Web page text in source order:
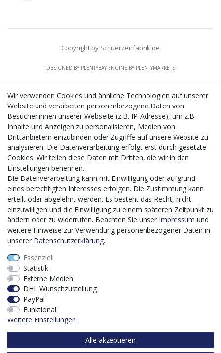
Copyright by Schuerzenfabrik.de
DESIGNED BY PLENTYBAYENGINE BY PLENTYMARKETS
CMS-Softwaresystems zur digitalen Optimierung
von Geschäftsprozessen
Mit dem vorgenannten Projekt, welches im Zeitraum vom
20.12.2023 bis zum 29.02.2024 im Rahmen des
Förderprogrammes Digitalisierung Zuschuss EFRE 2021
bis 2027 umgesetzt wird, möchten wir in die Anschaffung
eines Content-Management-Systems (CMS-
Softwaresystem) investieren, um unseren Online-Shop
künftig selbst verwalten zu können. Diese Software dient
der effizienteren gemeinschaftlichen Erstellung,
Bearbeitung, Organisation und Darstellung digitaler
Inhalte (Content) in unserem Unternehmen. Dies ist
insbesondere für den Vertrieb von Bedeutung. Bisher
Software digitalisiert werden was zu einer enormen
Zeitersparnis führt.
Dieses Vorhaben wird kofinanziert von der Europäischen
Union mithilfe von EFRE-Mitteln sowie durch Steuermittel
auf der Grundlage des vom Sächsischen Landtag
beschlossenen Haushaltes.
Wir verwenden Cookies und ähnliche Technologien auf unserer
Website und verarbeiten personenbezogene Daten von
Besucher:innen unserer Webseite (z.B. IP-Adresse), um z.B.
Inhalte und Anzeigen zu personalisieren, Medien von
Drittanbietern einzubinden oder Zugriffe auf unsere Website zu
analysieren. Die Datenverarbeitung erfolgt erst durch gesetzte
Cookies. Wir teilen diese Daten mit Dritten, die wir in den
Einstellungen benennen.
Die Datenverarbeitung kann mit Einwilligung oder aufgrund
eines berechtigten Interesses erfolgen. Die Zustimmung kann
erteilt oder abgelehnt werden. Es besteht das Recht, nicht
einzuwilligen und die Einwilligung zu einem späteren Zeitpunkt zu
ändern oder zu widerrufen. Beachten Sie unser Impressum und
weitere Hinweise zur Verwendung personenbezogener Daten in
unserer Daten­schutz­erklärung.
Essenziell
Statistik
Externe Medien
DHL Wunschzustellung
PayPal
Funktional
Weitere Einstellungen
Alle akzeptieren